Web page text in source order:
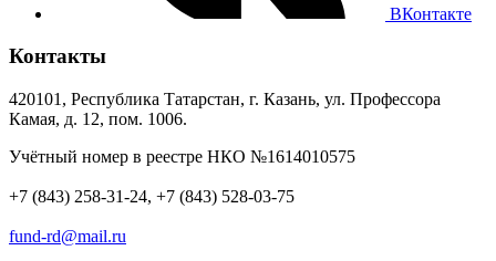
ВКонтакте
Контакты
420101, Республика Татарстан, г. Казань, ул. Профессора
Камая, д. 12, пом. 1006.
Учётный номер в реестре НКО №1614010575
+7 (843) 258-31-24, +7 (843) 528-03-75
fund-rd@mail.ru